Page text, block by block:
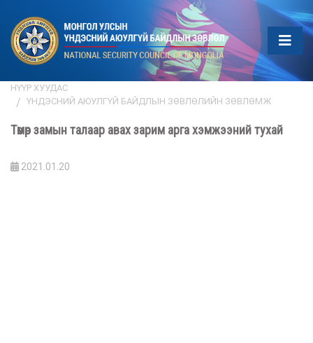
НҮҮР ХУУДАС
ҮНДЭСНИЙ АЮУЛГҮЙ БАЙДЛЫН ЗӨВЛӨЛИЙН ЗӨВЛӨМЖ
Төмөр замын талаар авах зарим арга хэмжээний тухай
2021.01.20